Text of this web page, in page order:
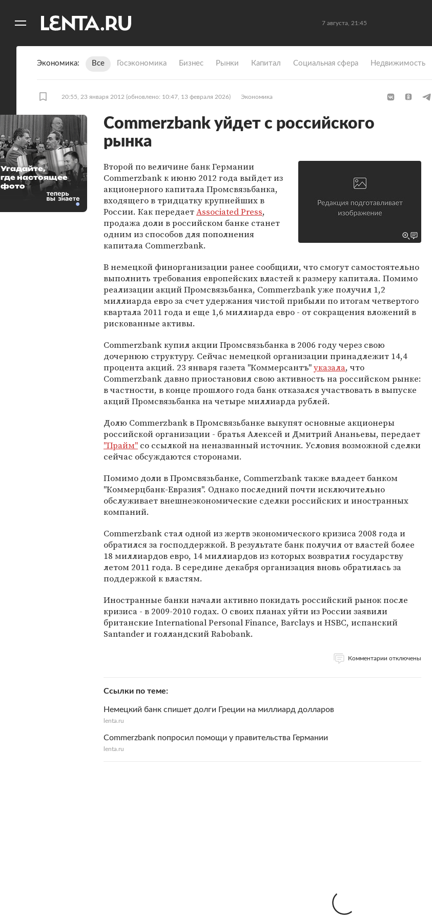
7 августа, 21:45
Экономика Все Госэкономика Бизнес Рынки Капитал Социальная сфера Недвижимость
20:55, 23 января 2012 (обновлено: 10:47, 13 февраля 2026) Экономика
Commerzbank уйдет с российского
рынка
Второй по величине банк Германии
Commerzbank к июню 2012 года выйдет из
акционерного капитала Промсвязьбанка,
входящего в тридцатку крупнейших в
России. Как передаетAssociated Press,
продажа доли в российском банке станет
одним из способов для пополнения
капитала Commerzbank.
В немецкой финорганизации ранее сообщили, что смогут самостоятельно
выполнить требования европейских властей к размеру капитала. Помимо
реализации акций Промсвязьбанка, Commerzbank уже получил 1,2
миллиарда евро за счет удержания чистой прибыли по итогам четвертого
квартала 2011 года и еще 1,6 миллиарда евро - от сокращения вложений в
рискованные активы.
Commerzbank купил акции Промсвязьбанка в 2006 году через свою
дочернюю структуру. Сейчас немецкой организации принадлежит 14,4
процента акций. 23 января газета "Коммерсантъ"указала, что
Commerzbank давно приостановил свою активность на российском рынке:
в частности, в конце прошлого года банк отказался участвовать в выпуске
акций Промсвязьбанка на четыре миллиарда рублей.
Долю Commerzbank в Промсвязьбанке выкупят основные акционеры
российской организации - братья Алексей и Дмитрий Ананьевы, передает
"Прайм" со ссылкой на неназванный источник. Условия возможной сделки
сейчас обсуждаются сторонами.
Помимо доли в Промсвязьбанке, Commerzbank также владеет банком
"Коммерцбанк-Евразия". Однако последний почти исключительно
обслуживает внешнеэкономические сделки российских и иностранных
компаний.
Commerzbank стал одной из жертв экономического кризиса 2008 года и
обратился за господдержкой. В результате банк получил от властей более
18 миллиардов евро, 14 миллиардов из которых возвратил государству
летом 2011 года. В середине декабря организация вновь обратилась за
поддержкой к властям.
Иностранные банки начали активно покидать российский рынок после
кризиса - в 2009-2010 годах. О своих планах уйти из России заявили
британские International Personal Finance, Barclays и HSBC, испанский
Santander и голландский Rabobank.
Комментарии отключены
Ссылки по теме
Немецкий банк спишет долги Греции на миллиард долларов
lenta.ru
Commerzbank попросил помощи у правительства Германии
lenta.ru
Угадайте,
где настоящее
фото